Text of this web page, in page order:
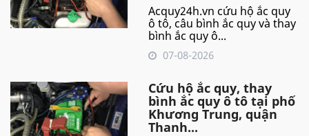
Acquy24h.vn cứu hộ ắc quy
ô tô, câu bình ắc quy và thay
bình ắc quy ô...
07-08-2026
Cứu hộ ắc quy, thay
bình ắc quy ô tô tại phố
Khương Trung, quận
Thanh...